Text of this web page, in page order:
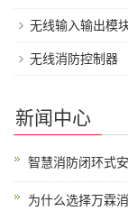
无线输入输出模
无线消防控制器
新闻中心
智慧消防闭环式
为什么选择万霖